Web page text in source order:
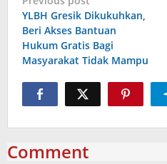
pos
YLBH Gresik Dikukuhkan,
Beri Akses Bantuan
Hukum Gratis Bagi
Masyarakat Tidak Mampu
Comment